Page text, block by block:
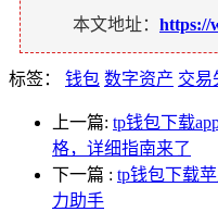
本文地址： https://
标签： 钱包 数字资产 交易
上一篇: tp钱包下载
格，详细指南来了
下一篇 : tp钱包下载
力助手